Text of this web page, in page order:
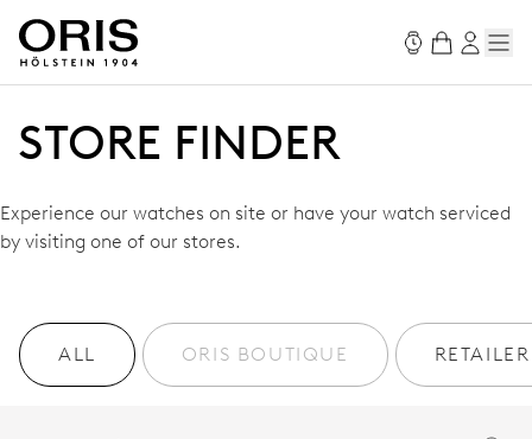
STORE FINDER
Experience our watches on site or have your watch serviced
by visiting one of our stores.
ALL ORIS BOUTIQUE RETAILER